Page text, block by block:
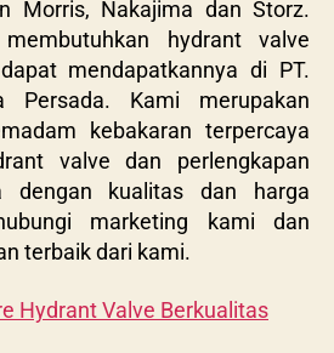
Morris, Nakajima dan Storz.
hydrant valve
mendapatkannya di PT.
Persada. Kami merupakan
kebakaran terpercaya
valve dan perlengkapan
dengan kualitas dan harga
marketing kami dan
terbaik dari kami.
Hydrant Valve Berkualitas